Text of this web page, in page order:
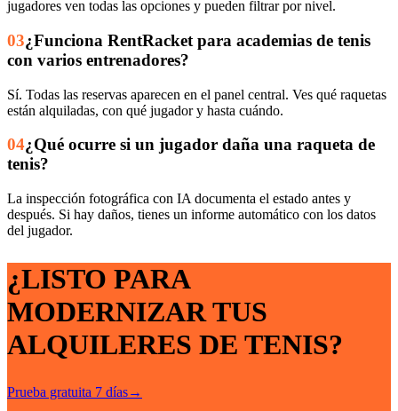
jugadores ven todas las opciones y pueden filtrar por nivel.
03¿Funciona RentRacket para academias de tenis
con varios entrenadores?
Sí. Todas las reservas aparecen en el panel central. Ves qué raquetas
están alquiladas, con qué jugador y hasta cuándo.
04¿Qué ocurre si un jugador daña una raqueta de
tenis?
La inspección fotográfica con IA documenta el estado antes y
después. Si hay daños, tienes un informe automático con los datos
del jugador.
¿LISTO PARA
MODERNIZAR TUS
ALQUILERES DE TENIS?
Prueba gratuita 7 días→